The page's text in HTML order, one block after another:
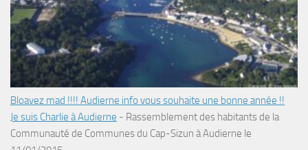
Bloavez mad !!!! Audierne info vous souhaite une bonne année !!
Je suis Charlie à Audierne - Rassemblement des habitants de la
Communauté de Communes du Cap-Sizun à Audierne le